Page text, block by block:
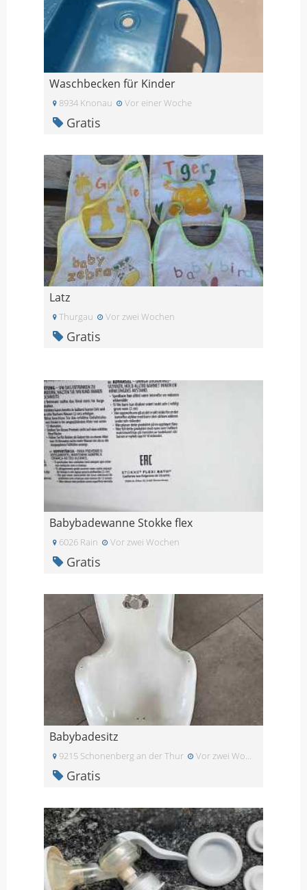
Waschbecken für Kinder
8934 Knonau Vor einer Woche
Gratis
Latz
Thurgau Vor zwei Wochen
Gratis
Babybadewanne Stokke flex
6026 Rain Vor zwei Wochen
Gratis
Babybadesitz
9215 Schonenberg an der Thur Vor zwei Wochen
Gratis